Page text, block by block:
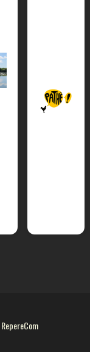
RepereCom